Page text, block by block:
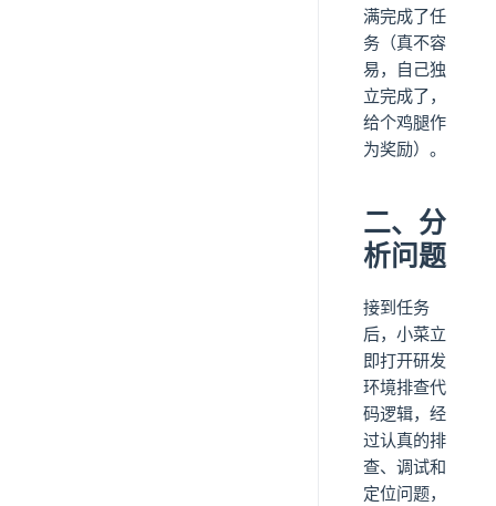
满完成了任
务（真不容
易，自己独
立完成了，
给个鸡腿作
为奖励）。
二、分
析问题
接到任务
后，小菜立
即打开研发
环境排查代
码逻辑，经
过认真的排
查、调试和
定位问题，